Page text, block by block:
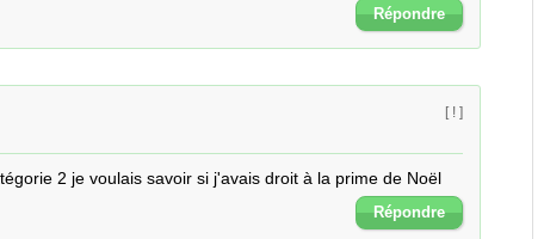
Répondre
[ ! ]
2 je voulais savoir si j'avais droit à la prime de Noël
Répondre